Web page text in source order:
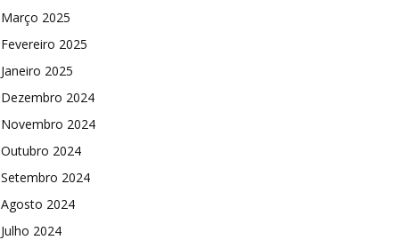
Março 2025
Fevereiro 2025
Janeiro 2025
Dezembro 2024
Novembro 2024
Outubro 2024
Setembro 2024
Agosto 2024
Julho 2024